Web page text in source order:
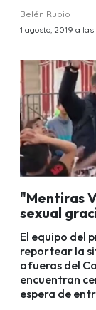
Belén Rubio
1 agosto, 2019 a las
"Mentiras
sexual
El equipo del
reportear la
afueras del
encuentran
espera de